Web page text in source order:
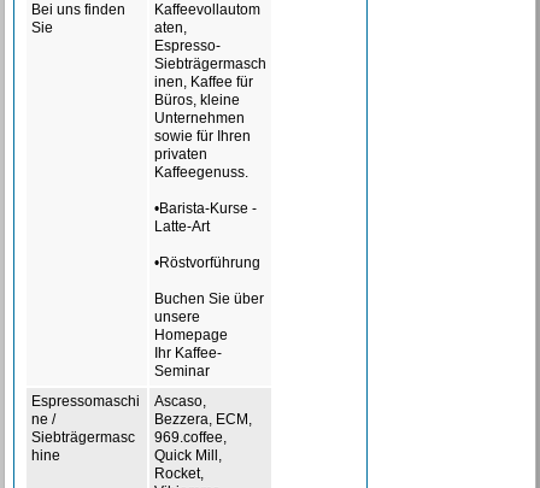
Bei uns finden
Sie
Kaffeevollautom
aten,
Espresso-
Siebträgermasch
inen, Kaffee für
Büros, kleine
Unternehmen
sowie für Ihren
privaten
Kaffeegenuss.
•Barista-Kurse -
Latte-Art
•Röstvorführung
Buchen Sie über
unsere
Homepage
Ihr Kaffee-
Seminar
Espressomaschi
ne /
Siebträgermasc
hine
Ascaso,
Bezzera, ECM,
969.coffee,
Quick Mill,
Rocket,